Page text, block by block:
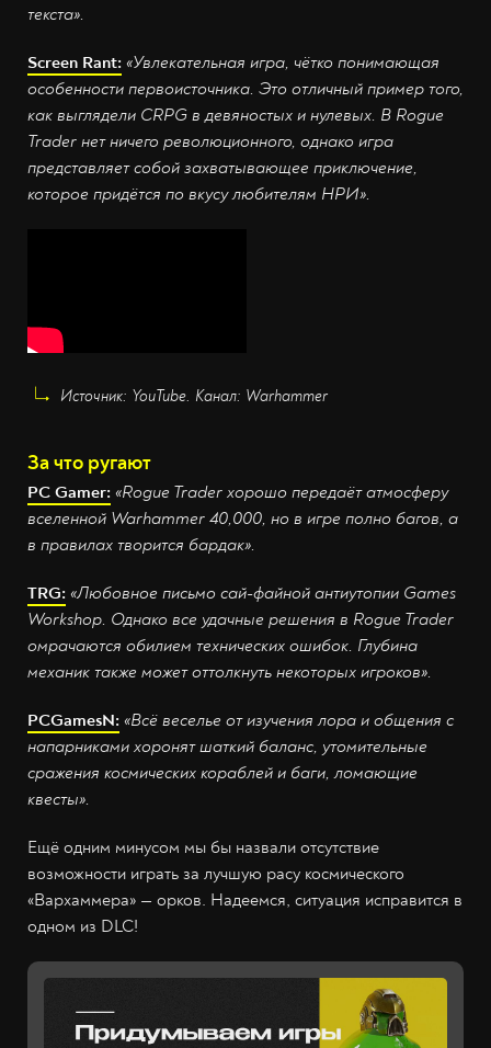
текста».
Screen Rant: «Увлекательная игра, чётко понимающая
особенности первоисточника. Это отличный пример того,
как выглядели CRPG в девяностых и нулевых. В Rogue
Trader нет ничего революционного, однако игра
представляет собой захватывающее приключение,
которое придётся по вкусу любителям НРИ».
Источник: YouTube. Канал: Warhammer
За что ругают
PC Gamer: «Rogue Trader хорошо передаёт атмосферу
вселенной Warhammer 40,000, но в игре полно багов, а
в правилах творится бардак».
TRG: «Любовное письмо сай-файной антиутопии Games
Workshop. Однако все удачные решения в Rogue Trader
омрачаются обилием технических ошибок. Глубина
механик также может оттолкнуть некоторых игроков».
PCGamesN: «Всё веселье от изучения лора и общения с
напарниками хоронят шаткий баланс, утомительные
сражения космических кораблей и баги, ломающие
квесты».
Ещё одним минусом мы бы назвали отсутствие
возможности играть за лучшую расу космического
«Вархаммера» — орков. Надеемся, ситуация исправится в
одном из DLC!